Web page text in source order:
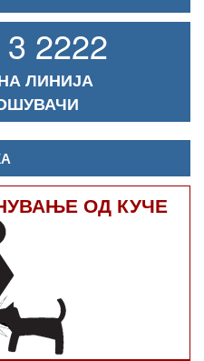
2222
ЛИНИЈА
ОД КУЧЕ